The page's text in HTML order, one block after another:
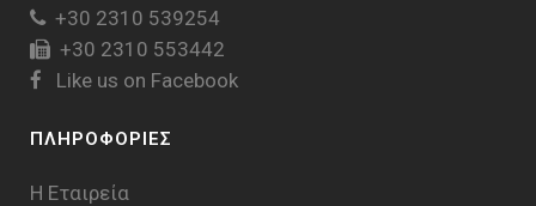
+30 2310 539254
+30 2310 553442
Like us on Facebook
ΠΛΗΡΟΦΟΡΙΕΣ
Η Εταιρεία